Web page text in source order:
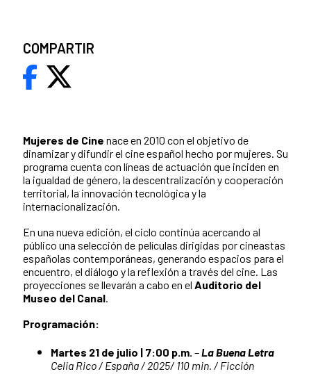
Mujeres de Cine nace en 2010 con el objetivo de
dinamizar y difundir el cine español hecho por mujeres. Su
programa cuenta con líneas de actuación que inciden en
la igualdad de género, la descentralización y cooperación
territorial, la innovación tecnológica y la
internacionalización.
En una nueva edición, el ciclo continúa acercando al
público una selección de películas dirigidas por cineastas
españolas contemporáneas, generando espacios para el
encuentro, el diálogo y la reflexión a través del cine. Las
proyecciones se llevarán a cabo en el Auditorio del
Museo del Canal.
Programación:
Martes 21 de julio | 7:00 p.m. –La Buena Letra
Celia Rico / España / 2025/ 110 min. / Ficción
COMPARTIR